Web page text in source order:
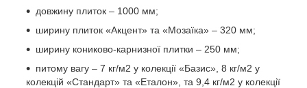
довжину плиток – 1000 мм;
ширину плиток «Акцент» та «Мозаїка» – 320 мм;
ширину кониково-карнизної плитки – 250 мм;
питому вагу – 7 кг/м2 у колекції «Базис», 8 кг/м2 у
колекцій «Стандарт» та «Еталон», та 9,4 кг/м2 у колекції